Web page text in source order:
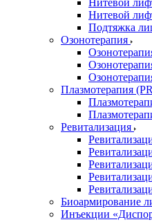
Нитевой
Нитевой
Подтяжка
Озонотерапия
Плазмотерапия
Ревитализация
Биоармирование
Инъекции